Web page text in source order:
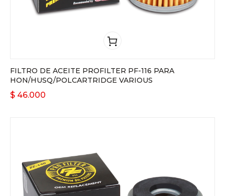
FILTRO DE ACEITE PROFILTER PF-116 PARA
HON/HUSQ/POLCARTRIDGE VARIOUS
$ 46.000